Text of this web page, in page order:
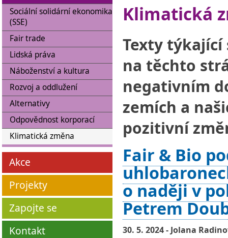
Sociální solidární ekonomika
(SSE)
Fair trade
Lidská práva
Náboženství a kultura
Rozvoj a oddlužení
Alternativy
Odpovědnost korporací
Klimatická změna
Akce
Projekty
Zapojte se
Kontakt
Klimatická
Texty
na těchto
negativním
zemích a
pozitivní
Fair & Bio
o naději v
Petrem
30. 5. 2024 - Jolana